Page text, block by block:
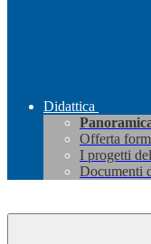
Didattica
Offerta
I progetti
Documenti